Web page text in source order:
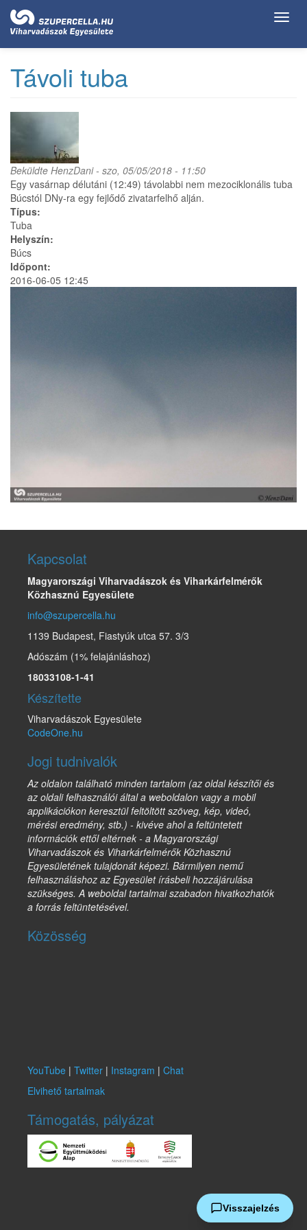
Ugrás
tartalomra
Távoli tuba
Beküldte HenzDani- szo, 05/05/2018 - 11:50
Egy vasárnap délutáni (12:49) távolabbi nem mezociklonális tuba
Búcstól DNy-ra egy fejlődő zivatarfelhő alján.
Típus:
Tuba
Helyszín:
Búcs
Időpont:
2016-06-05 12:45
Kapcsolat
Magyarországi Viharvadászok és Viharkárfelmérők
Közhasznú Egyesülete
info@szupercella.hu
1139 Budapest, Fiastyúk utca 57. 3/3
Adószám (1% felajánláshoz)
18033108-1-41
Készítette
Viharvadászok Egyesülete
CodeOne.hu
Jogi tudnivalók
Az oldalon található minden tartalom (az oldal készítői és
az oldali felhasználói által a weboldalon vagy a mobil
applikációkon keresztül feltöltött szöveg, kép, videó,
mérési eredmény, stb.) - kivéve ahol a feltüntetett
információk ettől eltérnek - a Magyarországi
Viharvadászok és Viharkárfelmérők Közhasznú
Egyesületének tulajdonát képezi. Bármilyen nemű
felhasználáshoz az Egyesület írásbeli hozzájárulása
szükséges. A weboldal tartalmai szabadon hivatkozhatók
a forrás feltüntetésével.
Közösség
YouTube | Twitter | Instagram | Chat
Elvihető tartalmak
Támogatás, pályázat